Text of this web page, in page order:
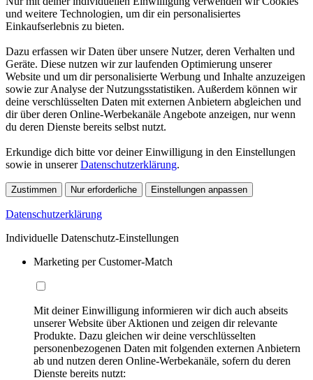
und weitere Technologien, um dir ein personalisiertes
Einkaufserlebnis zu bieten.
Dazu erfassen wir Daten über unsere Nutzer, deren Verhalten und
Geräte. Diese nutzen wir zur laufenden Optimierung unserer
Website und um dir personalisierte Werbung und Inhalte anzuzeigen
sowie zur Analyse der Nutzungsstatistiken. Außerdem können wir
deine verschlüsselten Daten mit externen Anbietern abgleichen und
dir über deren Online-Werbekanäle Angebote anzeigen, nur wenn
du deren Dienste bereits selbst nutzt.
Erkundige dich bitte vor deiner Einwilligung in den Einstellungen
sowie in unsererDatenschutzerklärung.
Zustimmen Nur erforderliche Einstellungen anpassen
Datenschutzerklärung
Individuelle Datenschutz-Einstellungen
Marketing per Customer-Match
Mit deiner Einwilligung informieren wir dich auch abseits
unserer Website über Aktionen und zeigen dir relevante
Produkte. Dazu gleichen wir deine verschlüsselten
personenbezogenen Daten mit folgenden externen Anbietern
ab und nutzen deren Online-Werbekanäle, sofern du deren
Dienste bereits nutzt: